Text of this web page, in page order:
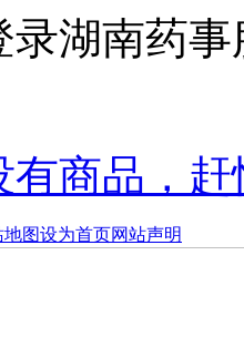
录湖南药
有商品，
地图设为首页网站声明